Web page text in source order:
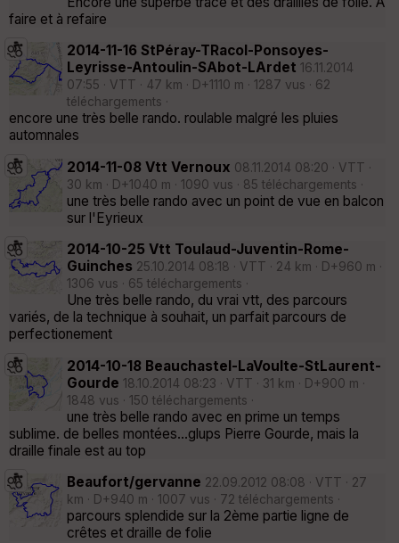
faire et à refaire
2014-11-16 StPéray-TRacol-Ponsoyes-
Leyrisse-Antoulin-SAbot-LArdet 16.11.2014
07:55 · VTT · 47 km · D+1110 m · 1287 vus · 62
téléchargements ·
encore une très belle rando. roulable malgré les pluies
automnales
2014-11-08 Vtt Vernoux 08.11.2014 08:20 · VTT ·
30 km · D+1040 m · 1090 vus · 85 téléchargements ·
une très belle rando avec un point de vue en balcon
sur l'Eyrieux
2014-10-25 Vtt Toulaud-Juventin-Rome-
Guinches 25.10.2014 08:18 · VTT · 24 km · D+960 m ·
1306 vus · 65 téléchargements ·
Une très belle rando, du vrai vtt, des parcours
variés, de la technique à souhait, un parfait parcours de
perfectionement
2014-10-18 Beauchastel-LaVoulte-StLaurent-
Gourde 18.10.2014 08:23 · VTT · 31 km · D+900 m ·
1848 vus · 150 téléchargements ·
une très belle rando avec en prime un temps
sublime. de belles montées...glups Pierre Gourde, mais la
draille finale est au top
Beaufort/gervanne 22.09.2012 08:08 · VTT · 27
km · D+940 m · 1007 vus · 72 téléchargements ·
parcours splendide sur la 2ème partie ligne de
crêtes et draille de folie